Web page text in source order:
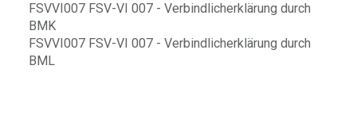
FSVVI007 FSV-VI 007 - Verbindlicherklärung durch
BMK
FSVVI007 FSV-VI 007 - Verbindlicherklärung durch
BML